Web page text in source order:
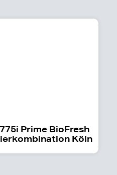
Prime BioFresh
Köln